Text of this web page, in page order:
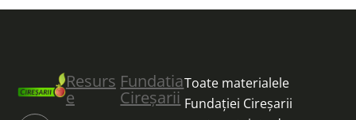
Resurs
e
Fundatia
Cireșarii
Toate materialele
Fundației Cireșarii